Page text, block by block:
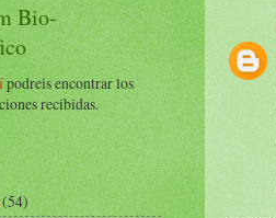
Bio-
podreis encontrar los
recibidas.
(54)